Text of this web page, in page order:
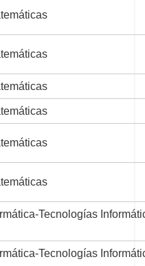
Tecnologías
Tecnologías